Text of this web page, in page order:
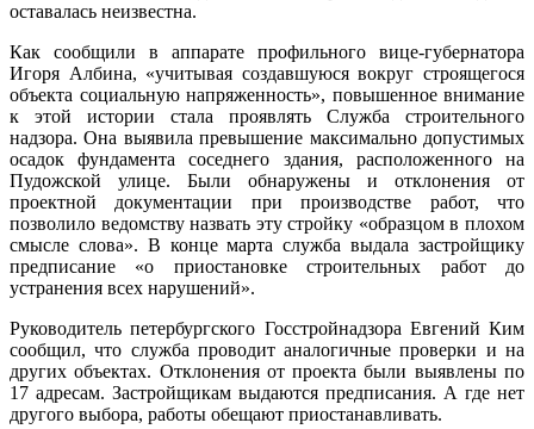
оставалась неизвестна.
Как сообщили в аппарате профильного вице-губернатора
Игоря Албина, «учитывая создавшуюся вокруг строящегося
объекта социальную напряженность», повышенное внимание
к этой истории стала проявлять Служба строительного
надзора. Она выявила превышение максимально допустимых
осадок фундамента соседнего здания, расположенного на
Пудожской улице. Были обнаружены и отклонения от
проектной документации при производстве работ, что
позволило ведомству назвать эту стройку «образцом в плохом
смысле слова». В конце марта служба выдала застройщику
предписание «о приостановке строительных работ до
устранения всех нарушений».
Руководитель петербургского Госстройнадзора Евгений Ким
сообщил, что служба проводит аналогичные проверки и на
других объектах. Отклонения от проекта были выявлены по
17 адресам. Застройщикам выдаются предписания. А где нет
другого выбора, работы обещают приостанавливать.